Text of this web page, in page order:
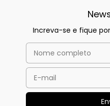
Increva-se e fique